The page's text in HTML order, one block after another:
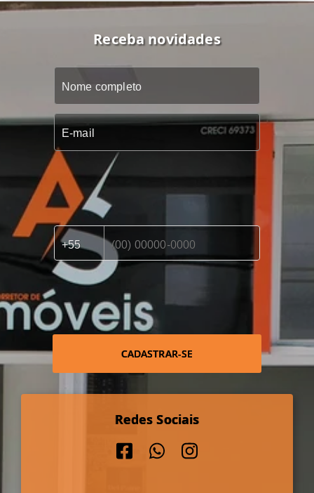
Receba novidades
CADASTRAR-SE
Redes Sociais